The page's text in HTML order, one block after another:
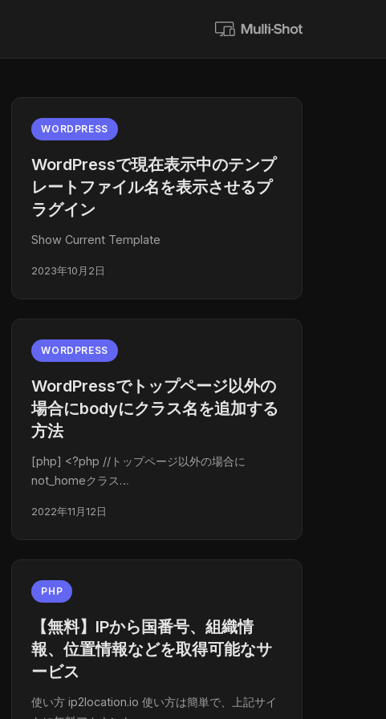
WORDPRESS
WordPressで現在表示中のテンプ
レートファイル名を表示させるプ
ラグイン
Show Current Template
2023年10月2日
WORDPRESS
WordPressでトップページ以外の
場合にbodyにクラス名を追加する
方法
[php] <?php //トップページ以外の場合に
not_homeクラス…
2022年11月12日
PHP
【無料】IPから国番号、組織情
報、位置情報などを取得可能なサ
ービス
使い方 ip2location.io 使い方は簡単で、上記サイ